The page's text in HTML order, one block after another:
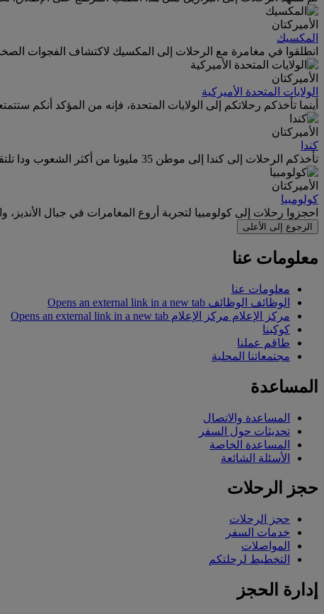
الأميركتان
المكسيك
انطلقوا في مغامرة مع الرحلات إلى المكسيك لاكتشاف الفجوات
الأميركتان
الولايات المتحدة الأميركية
أينما تأخذكم رحلاتكم إلى الولايات المتحدة، فإنه من المؤكد أنكم
الأميركتان
كندا
تأخذكم الرحلات إلى كندا إلى موطن 35 مليونا من أكثر الشعوب ودا تلتقون بها على الإطلاق، وكذلك موطن رياضة الهوكي والمناظر الطبيعية الساحرة.
الأميركتان
كولومبيا
احجزوا رحلات إلى كولومبيا لتجربة أروع المغامرات في جبال الأنديز،
الرجوع إلى الأعلى
معلومات عنا
معلومات عنا
الوظائف الوظائف Opens an external link in a new tab
مركز الإعلام مركز الإعلام Opens an external link in a new tab
كوكبنا
طاقم عملنا
مجتمعاتنا المحلية
المساعدة
المساعدة والاتصال
تحديثات حول السفر
المساعدة الخاصة
الأسئلة الشائعة
حجز الرحلات
حجز الرحلات
خدمات السفر
المواصلات
التخطيط لرحلتكم
إدارة الحجز